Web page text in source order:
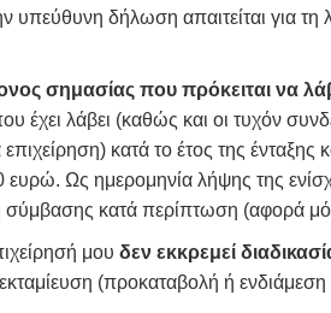
δήλωση απαιτείται για
σημασίας που πρόκειται να
έχει λάβει (καθώς και οι τυχόν
κατά το έτος της
Ως ημερομηνία λήψης της
κατά περίπτωση (αφορά
μου δεν εκκρεμεί
(προκαταβολή ή